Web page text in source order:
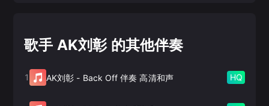
歌手 AK刘彰 的其他伴奏
1 AK刘彰 - Back Off 伴奏 高清和声 HQ